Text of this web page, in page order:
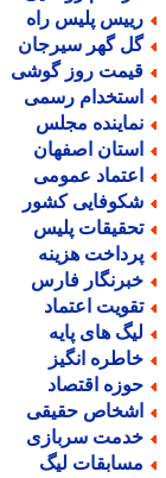
پلیس راه
گهر سیرجان
روز گوشی
رسمی
مجلس
اصفهان
عمومی
کشور
پلیس
هزینه
فارس
اعتماد
های پایه
انگیز
اقتصاد
حقیقی
سربازی
لیگ